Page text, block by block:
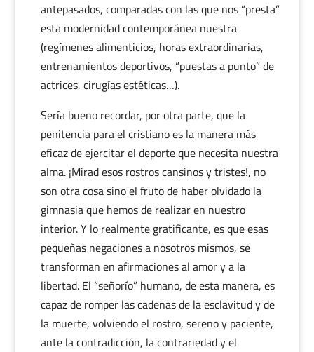
antepasados, comparadas con las que nos “presta”
esta modernidad contemporánea nuestra
(regímenes alimenticios, horas extraordinarias,
entrenamientos deportivos, “puestas a punto” de
actrices, cirugías estéticas…).
Sería bueno recordar, por otra parte, que la
penitencia para el cristiano es la manera más
eficaz de ejercitar el deporte que necesita nuestra
alma. ¡Mirad esos rostros cansinos y tristes!, no
son otra cosa sino el fruto de haber olvidado la
gimnasia que hemos de realizar en nuestro
interior. Y lo realmente gratificante, es que esas
pequeñas negaciones a nosotros mismos, se
transforman en afirmaciones al amor y a la
libertad. El “señorío” humano, de esta manera, es
capaz de romper las cadenas de la esclavitud y de
la muerte, volviendo el rostro, sereno y paciente,
ante la contradicción, la contrariedad y el